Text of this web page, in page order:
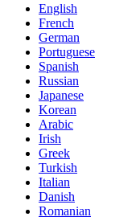
English
French
German
Portuguese
Spanish
Russian
Japanese
Korean
Arabic
Irish
Greek
Turkish
Italian
Danish
Romanian